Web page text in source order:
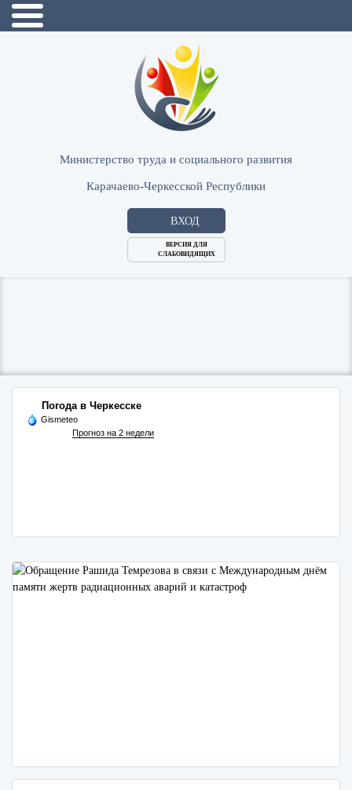
Министерство труда и социального развития
Карачаево-Черкесской Республики
ВХОД
ВЕРСИЯ ДЛЯ
СЛАБОВИДЯЩИХ
Погода в Черкесске
Gismeteo
Прогноз на 2 недели